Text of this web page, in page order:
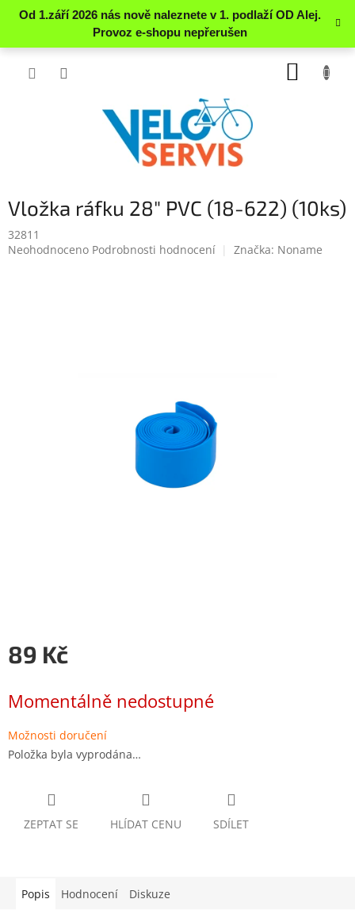
Přejít
Vložka ráfku 28" PVC (18-622) (10ks)
32811
Průměrné
Neohodnoceno Podrobnosti hodnocení Značka: Noname
89 Kč
cena:
Momentálně nedostupné
Možnosti doručení
Položka byla vyprodána…
ZEPTAT SE HLÍDAT CENU SDÍLET
Popis Hodnocení Diskuze